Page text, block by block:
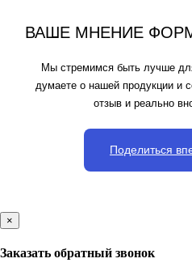
ВАШЕ МНЕНИЕ
Мы стремимся быть лучше
думаете о нашей продукции и
отзыв и реально
Поделиться
×
Заказать обратный звонок